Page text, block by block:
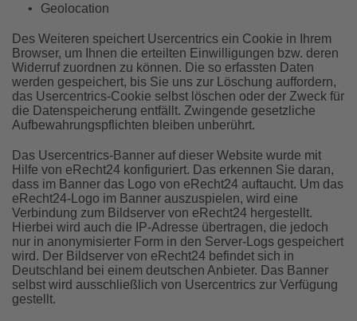
•
Geolocation
Des Weiteren speichert Usercentrics ein Cookie in Ihrem
Browser, um Ihnen die erteilten Einwilligungen bzw. deren
Widerruf zuordnen zu können. Die so erfassten Daten
werden gespeichert, bis Sie uns zur Löschung auffordern,
das Usercentrics-Cookie selbst löschen oder der Zweck für
die Datenspeicherung entfällt. Zwingende gesetzliche
Aufbewahrungspflichten bleiben unberührt.
Das Usercentrics-Banner auf dieser Website wurde mit
Hilfe von eRecht24 konfiguriert. Das erkennen Sie daran,
dass im Banner das Logo von eRecht24 auftaucht. Um das
eRecht24-Logo im Banner auszuspielen, wird eine
Verbindung zum Bildserver von eRecht24 hergestellt.
Hierbei wird auch die IP-Adresse übertragen, die jedoch
nur in anonymisierter Form in den Server-Logs gespeichert
wird. Der Bildserver von eRecht24 befindet sich in
Deutschland bei einem deutschen Anbieter. Das Banner
selbst wird ausschließlich von Usercentrics zur Verfügung
gestellt.